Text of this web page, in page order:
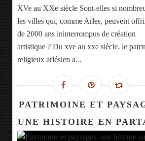
XVe au XXe siècle Sont-elles si
les villes qui, comme Arles, peuvent
de 2000 ans ininterrompus de création
artistique ? Du xve au xxe siècle, le
religieux arlésien a...
PATRIMOINE ET
UNE HISTOIRE EN